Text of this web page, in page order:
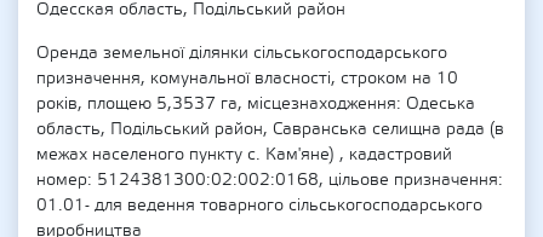
Одесская область, Подільський район
Оренда земельної ділянки сільськогосподарського
призначення, комунальної власності, строком на 10
років, площею 5,3537 га, місцезнаходження: Одеська
область, Подільський район, Савранська селищна рада (в
межах населеного пункту с. Кам'яне) , кадастровий
номер: 5124381300:02:002:0168, цільове призначення:
01.01- для ведення товарного сільськогосподарського
виробництва